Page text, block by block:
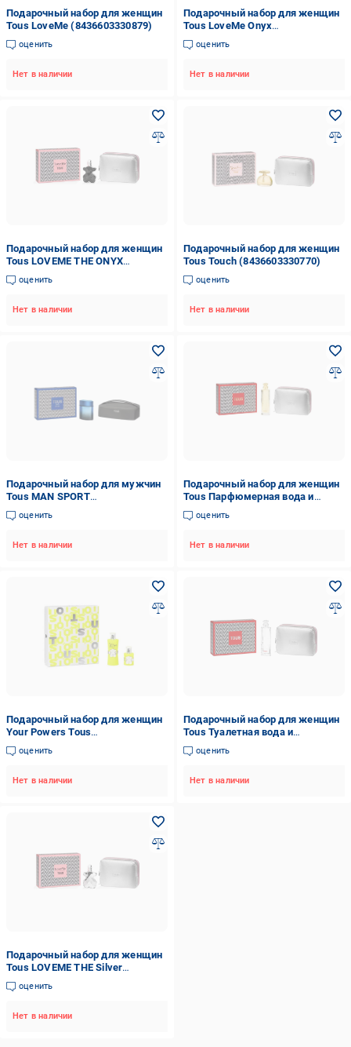
Подарочный набор для женщин
Tous LoveMe (8436603330879)
оценить
Нет в наличии
Подарочный набор для женщин
Tous LoveMe Onyx
(8436603330916)
оценить
Нет в наличии
Подарочный набор для женщин
Tous LOVEME THE ONYX
(8436603330893)
оценить
Нет в наличии
Подарочный набор для женщин
Tous Touch (8436603330770)
оценить
Нет в наличии
Подарочный набор для мужчин
Tous MAN SPORT
(8436603330763)
оценить
Нет в наличии
Подарочный набор для женщин
Tous Парфюмерная вода и
косметичка (8436603330657)
оценить
Нет в наличии
Подарочный набор для женщин
Your Powers Tous
(8436603330855)
оценить
Нет в наличии
Подарочный набор для женщин
Tous Туалетная вода и
косметичка (8436603330640)
оценить
Нет в наличии
Подарочный набор для женщин
Tous LOVEME THE Silver
(8436603330923)
оценить
Нет в наличии